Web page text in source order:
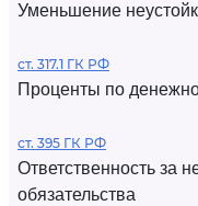
Уменьшение
ст. 317.1 ГК РФ
Проценты по
ст. 395 ГК РФ
Ответственность за
обязательства